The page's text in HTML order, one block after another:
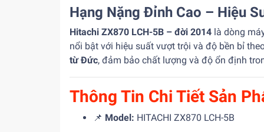
Hạng Nặng Đỉnh Cao – Hiệu
Hitachi ZX870 LCH-5B – đời 2014 là dòng
nổi bật với hiệu suất vượt trội và độ bền bỉ
từ Đức, đảm bảo chất lượng và độ ổn định
Thông Tin Chi Tiết Sản
📌 Model: HITACHI ZX870 LCH-5B